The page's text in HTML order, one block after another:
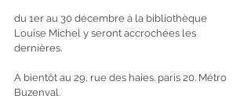
du 1er au 30 décembre à la bibliothèque
Louise Michel y seront accrochées les
dernières.
A bientôt au 29, rue des haies. paris 20. Métro
Buzenval.